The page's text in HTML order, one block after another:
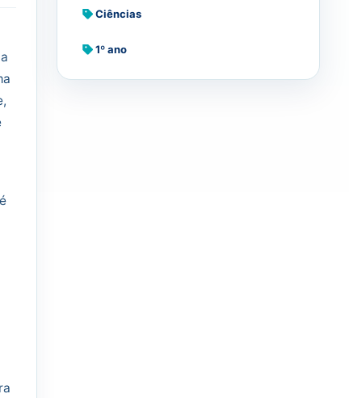
Ciências
1º ano